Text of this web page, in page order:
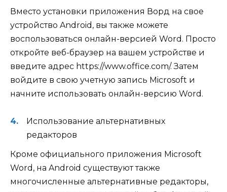
Вместо установки приложения Ворд на свое
устройство Android, вы также можете
воспользоваться онлайн-версией Word. Просто
откройте веб-браузер на вашем устройстве и
введите адрес https://www.office.com/. Затем
войдите в свою учетную запись Microsoft и
начните использовать онлайн-версию Word.
Использование альтернативных
редакторов
Кроме официального приложения Microsoft
Word, на Android существуют также
многочисленные альтернативные редакторы,